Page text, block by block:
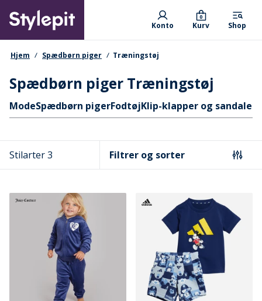
main
content
Primary departments
Konto Kurv
0
Shop
navigationssti
Hjem Spædbørn piger Træningstøj
Spædbørn piger Træningstøj
Hurtige links
ModeSpædbørn pigerFodtøjKlip-klapper og sandaler
Stilarter 3 Filtrer og sorter